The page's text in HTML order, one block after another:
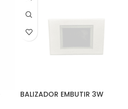
BALIZADOR EMBUTIR 3W